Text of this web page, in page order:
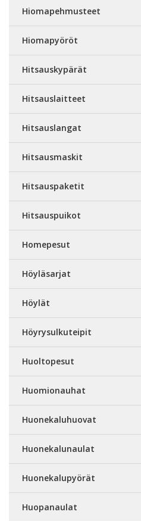
Hiomapehmusteet
Hiomapyöröt
Hitsauskypärät
Hitsauslaitteet
Hitsauslangat
Hitsausmaskit
Hitsauspaketit
Hitsauspuikot
Homepesut
Höyläsarjat
Höylät
Höyrysulkuteipit
Huoltopesut
Huomionauhat
Huonekaluhuovat
Huonekalunaulat
Huonekalupyörät
Huopanaulat